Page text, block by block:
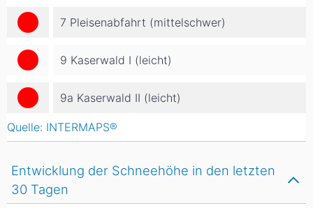
7 Pleisenabfahrt (mittelschwer)
9 Kaserwald I (leicht)
9a Kaserwald II (leicht)
Quelle: INTERMAPS®
Entwicklung der Schneehöhe in den letzten
30 Tagen